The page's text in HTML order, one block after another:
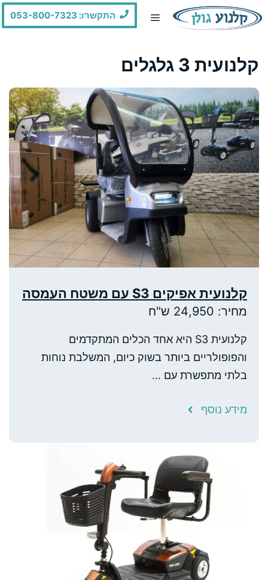
לדלג
לתוכן
התקשרו: 053-800-7323
קלנועית 3 גלגלים
קלנועית אפיקים S3 עם משטח העמסה
מחיר: 24,950 ש"ח
קלנועית S3 היא אחד הכלים המתקדמים
והפופולריים ביותר בשוק כיום, המשלבת נוחות
בלתי מתפשרת עם ...
מידע נוסף